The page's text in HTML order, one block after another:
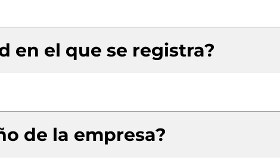
en el que se registra?
de la empresa?